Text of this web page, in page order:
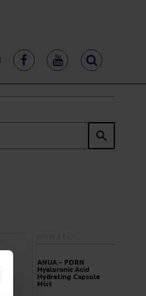


ANUA – PDRN
Hyaluronic Acid
Hydrating Capsule
Mist